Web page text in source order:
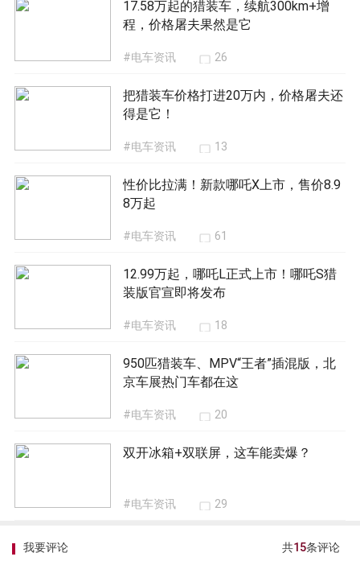
17.58万起的猎装车，续航300km+增
程，价格屠夫果然是它
#电车资讯 26
把猎装车价格打进20万内，价格屠夫还
得是它！
#电车资讯 13
性价比拉满！新款哪吒X上市，售价8.9
8万起
#电车资讯 61
12.99万起，哪吒L正式上市！哪吒S猎
装版官宣即将发布
#电车资讯 18
950匹猎装车、MPV“王者”插混版，北
京车展热门车都在这
#电车资讯 20
双开冰箱+双联屏，这车能卖爆？
#电车资讯 29
共15条评论
我要评论